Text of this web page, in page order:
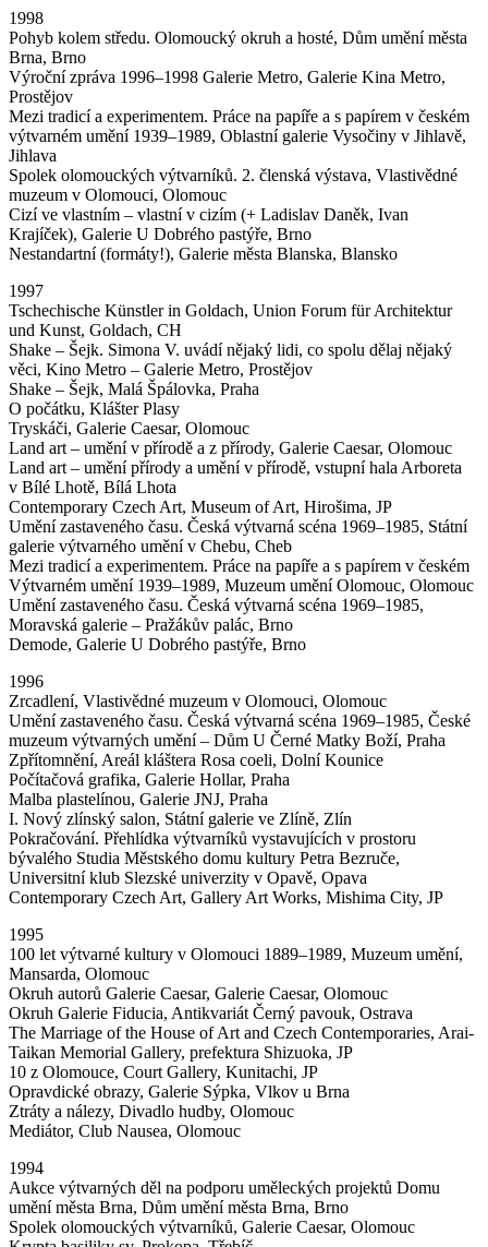
1998
Pohyb kolem středu. Olomoucký okruh a hosté, Dům umění města
Brna, Brno
Výroční zpráva 1996–1998 Galerie Metro, Galerie Kina Metro,
Prostějov
Mezi tradicí a experimentem. Práce na papíře a s papírem v českém
výtvarném umění 1939–1989, Oblastní galerie Vysočiny v Jihlavě,
Jihlava
Spolek olomouckých výtvarníků. 2. členská výstava, Vlastivědné
muzeum v Olomouci, Olomouc
Cizí ve vlastním – vlastní v cizím (+ Ladislav Daněk, Ivan
Krajíček), Galerie U Dobrého pastýře, Brno
Nestandartní (formáty!), Galerie města Blanska, Blansko
1997
Tschechische Künstler in Goldach, Union Forum für Architektur
und Kunst, Goldach, CH
Shake – Šejk. Simona V. uvádí nějaký lidi, co spolu dělaj nějaký
věci, Kino Metro – Galerie Metro, Prostějov
Shake – Šejk, Malá Špálovka, Praha
O počátku, Klášter Plasy
Tryskáči, Galerie Caesar, Olomouc
Land art – umění v přírodě a z přírody, Galerie Caesar, Olomouc
Land art – umění přírody a umění v přírodě, vstupní hala Arboreta
v Bílé Lhotě, Bílá Lhota
Contemporary Czech Art, Museum of Art, Hirošima, JP
Umění zastaveného času. Česká výtvarná scéna 1969–1985, Státní
galerie výtvarného umění v Chebu, Cheb
Mezi tradicí a experimentem. Práce na papíře a s papírem v českém
Výtvarném umění 1939–1989, Muzeum umění Olomouc, Olomouc
Umění zastaveného času. Česká výtvarná scéna 1969–1985,
Moravská galerie – Pražákův palác, Brno
Demode, Galerie U Dobrého pastýře, Brno
1996
Zrcadlení, Vlastivědné muzeum v Olomouci, Olomouc
Umění zastaveného času. Česká výtvarná scéna 1969–1985, České
muzeum výtvarných umění – Dům U Černé Matky Boží, Praha
Zpřítomnění, Areál kláštera Rosa coeli, Dolní Kounice
Počítačová grafika, Galerie Hollar, Praha
Malba plastelínou, Galerie JNJ, Praha
I. Nový zlínský salon, Státní galerie ve Zlíně, Zlín
Pokračování. Přehlídka výtvarníků vystavujících v prostoru
bývalého Studia Městského domu kultury Petra Bezruče,
Universitní klub Slezské univerzity v Opavě, Opava
Contemporary Czech Art, Gallery Art Works, Mishima City, JP
1995
100 let výtvarné kultury v Olomouci 1889–1989, Muzeum umění,
Mansarda, Olomouc
Okruh autorů Galerie Caesar, Galerie Caesar, Olomouc
Okruh Galerie Fiducia, Antikvariát Černý pavouk, Ostrava
The Marriage of the House of Art and Czech Contemporaries, Arai-
Taikan Memorial Gallery, prefektura Shizuoka, JP
10 z Olomouce, Court Gallery, Kunitachi, JP
Opravdické obrazy, Galerie Sýpka, Vlkov u Brna
Ztráty a nálezy, Divadlo hudby, Olomouc
Mediátor, Club Nausea, Olomouc
1994
Aukce výtvarných děl na podporu uměleckých projektů Domu
umění města Brna, Dům umění města Brna, Brno
Spolek olomouckých výtvarníků, Galerie Caesar, Olomouc